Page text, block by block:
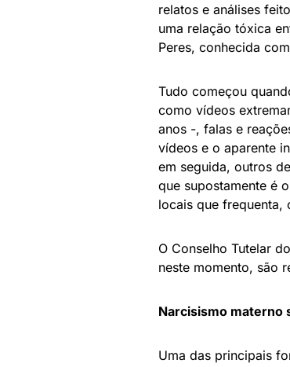
relatos e análises
uma relação tóxica
Peres, conhecida
Tudo começou
como vídeos
anos -, falas e
vídeos e o aparente
em seguida, outros
que supostamente é
locais que frequenta,
O Conselho Tutelar
neste momento, são
Narcisismo materno
Uma das principais